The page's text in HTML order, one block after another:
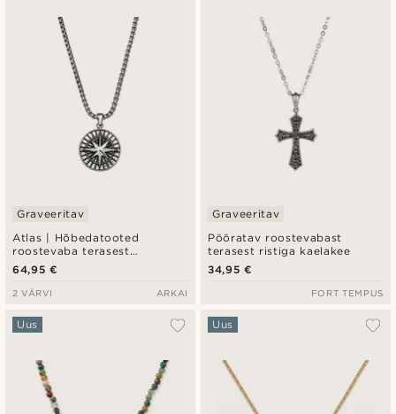
Atlas | Hõbedatooted
roostevaba terasest
Põhjatähe ripatsikaelakee
Graveeritav
64,95 €
2 VÄRVI ARKAI
Pööratav roostevabast
terasest ristiga kaelakee
Graveeritav
34,95 €
FORT TEMPUS
Uus Uus